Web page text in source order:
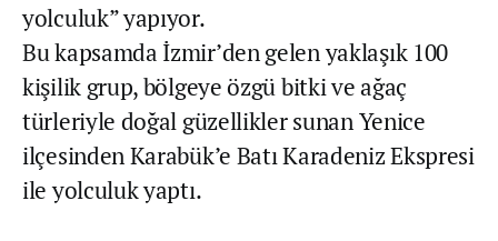
yolculuk” yapıyor.
Bu kapsamda İzmir’den gelen yaklaşık 100
kişilik grup, bölgeye özgü bitki ve ağaç
türleriyle doğal güzellikler sunan Yenice
ilçesinden Karabük’e Batı Karadeniz Ekspresi
ile yolculuk yaptı.